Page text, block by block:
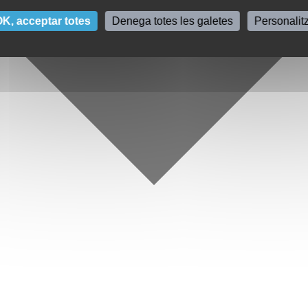
acceptar totes Denega totes les galetes